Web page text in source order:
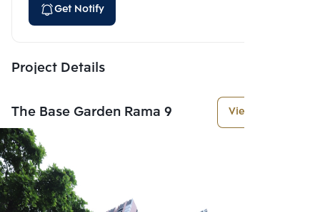
Get Notify
Project Details
The Base Garden Rama 9 View More